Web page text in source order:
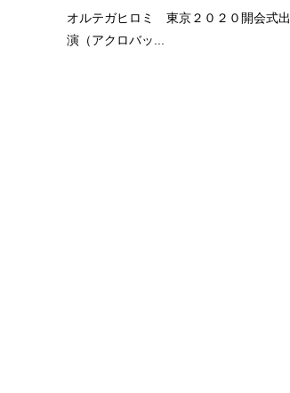
オルテガヒロミ 東京２０２０開会式出
演（アクロバッ...